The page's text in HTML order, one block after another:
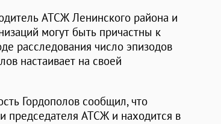
АТСЖ Ленинского района и
могут быть причастны к
расследования число эпизодов
настаивает на своей
Гордополов сообщил, что
председателя АТСЖ и находится в